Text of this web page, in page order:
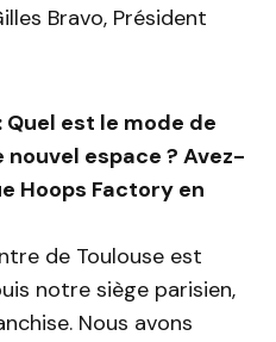
Bravo, Président
Quel est le mode de
espace ? Avez-
Hoops Factory en
de Toulouse est
notre siège parisien,
Nous avons